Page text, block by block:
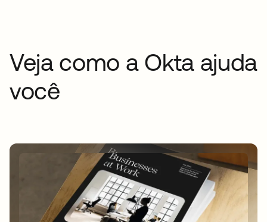
Veja como a Okta ajuda
você